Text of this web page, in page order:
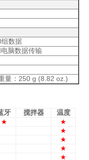
组数据
脑数据传输
量 ：250 g (8.82 oz.)
牙 搅拌器
温度
★
★
★
★
★
★